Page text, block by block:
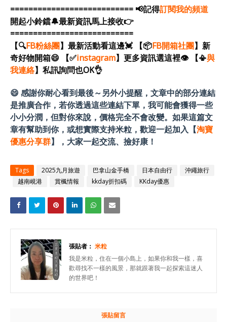
=========================== 📢記得訂閱我的頻道
開起小鈴鐺🔔最新資訊馬上接收👉
===========================
【🔍FB粉絲團】最新活動看這邊💓 【📦FB開箱社團】新
奇好物開箱😄 【✅instagram】更多資訊選這裡👁️ 【📳與
我連絡】私訊詢問也OK👌
😄 感謝你耐心看到最後～另外小提醒，文章中的部分連結
是推廣合作，若你透過這些連結下單，我可能會獲得一些
小小分潤，但對你來說，價格完全不會改變。如果這篇文
章有幫助到你，或想實際支持米粒，歡迎一起加入【淘寶
優惠分享群】，大家一起交流、撿好康！
Tags 2025九月旅遊 巴拿山金手橋 日本自由行
沖繩旅行
越南峴港
賞楓情報 kkday折扣碼 KKday優惠
張貼者： 米粒
我是米粒，住在一個小島上，如果你和我一樣，喜
歡尋找不一樣的風景，那就跟著我一起探索這迷人
的世界吧！
張貼留言